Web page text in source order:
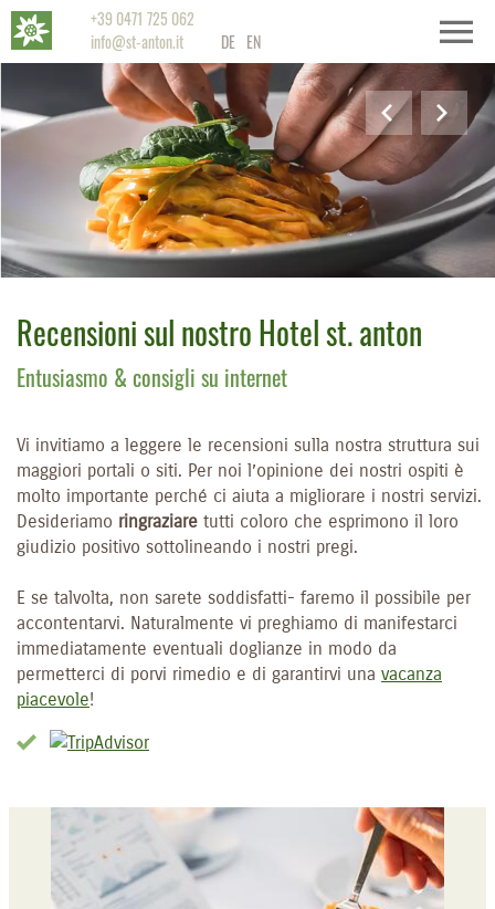
+39 0471 725 062
info@st-anton.it
DE EN
Recensioni sul nostro Hotel st. anton
Entusiasmo & consigli su internet
Vi invitiamo a leggere le recensioni sulla nostra struttura sui
maggiori portali o siti. Per noi l’opinione dei nostri ospiti è
molto importante perché ci aiuta a migliorare i nostri servizi.
Desideriamo ringraziare tutti coloro che esprimono il loro
giudizio positivo sottolineando i nostri pregi.
E se talvolta, non sarete soddisfatti- faremo il possibile per
accontentarvi. Naturalmente vi preghiamo di manifestarci
immediatamente eventuali doglianze in modo da
permetterci di porvi rimedio e di garantirvi una vacanza
piacevole!